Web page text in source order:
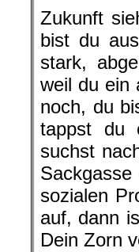
Zukunft
bist du
stark,
weil du ein
noch, du
tappst du
suchst
sozialen
auf, dann
Dein Zorn